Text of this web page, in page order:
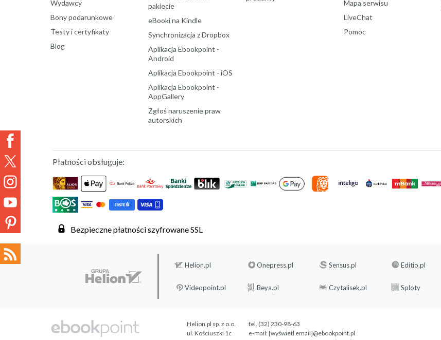
Wydawcy
Bony podarunkowe
Testy i certyfikaty
Blog
pakiecie
eBooki na Kindle
Synchronizacja z Dropbox
Aplikacja Ebookpoint -
Android
Aplikacja Ebookpoint - iOS
Aplikacja Ebookpoint -
AppGallery
Zgłoś naruszenie praw
autorskich
Mapa serwisu
LiveChat
Pomoc
Płatności obsługuje:
Bezpieczne płatności szyfrowane SSL
Helion.pl Onepress.pl Sensus.pl Editio.pl
Videopoint.pl Beya.pl Czytalisek.pl Sploty
Helion.pl sp. z o.o.
ul. Kościuszki 1c
tel. (32) 230-98-63
e-mail:[wyświetl email]@ebookpoint.pl